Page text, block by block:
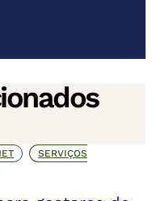
SERVIÇOS